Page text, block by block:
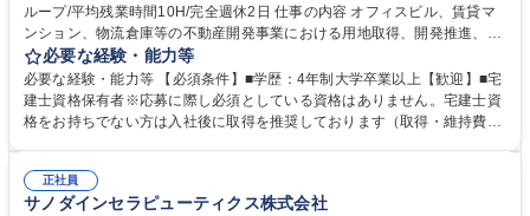
ループ/平均残業時間10H/完全週休2日 仕事の内容 オフィスビル、賃貸マ
ンション、物流倉庫等の不動産開発事業における用地取得、開発推進、賃
貸運営、売却、仲介・活用提案等を行う営業部門において事務業務を担当
いただきます。 【詳細】・契約書管理、契約書製本、捺印対応、ファイリ
ング、登記簿取得、調書取得・支払業務（各種費用支払、支払管理、請
求・支払データ登録、取引先マスター申請対応）・予算作成及び予実管
の他に担当頂く業務が発生する場合があります。 募集職種 【営業事務】
業務職/三井物産グループ/平均残業時間10H/完全週休2日
必要な経験・能力等
必要な経験・能力等 【必須条件】■学歴：4年制大学卒業以上【歓迎】■宅
建士資格保有者※応募に際し必須としている資格はありません。宅建士資
格をお持ちでない方は入社後に取得を推奨しております（取得・維持費用
ション力がある方。 ・チャレンジを厭わず、粘り強く業務に取り組める
方。多様な関係者と謙虚に信頼関係を構築でき、期限を意識したスケジュ
正社員
サノダインセラピューティクス株式会社